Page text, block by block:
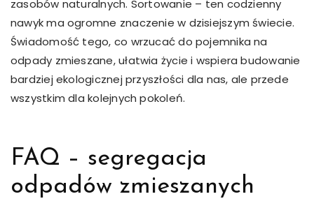
zasobów naturalnych. Sortowanie – ten codzienny
nawyk ma ogromne znaczenie w dzisiejszym świecie.
Świadomość tego, co wrzucać do pojemnika na
odpady zmieszane, ułatwia życie i wspiera budowanie
bardziej ekologicznej przyszłości dla nas, ale przede
wszystkim dla kolejnych pokoleń.
FAQ – segregacja
odpadów zmieszanych